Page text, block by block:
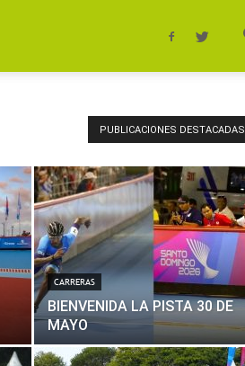
PUBLICACIONES DESTACADAS
CARRERAS
BIENVENIDA LA PISTA 30 DE
MAYO